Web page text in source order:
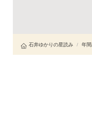
石井ゆかりの星読み / 年